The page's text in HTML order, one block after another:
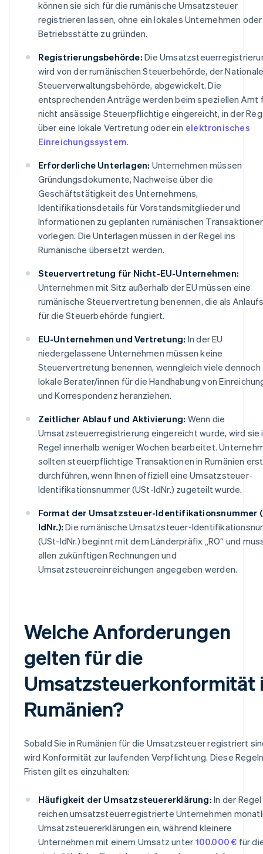
können sie sich für die rumänische Umsatzsteuer
registrieren lassen, ohne ein lokales Unternehmen
Betriebsstätte zu gründen.
Registrierungsbehörde: Die
wird von der rumänischen Steuerbehörde, der
Steuerverwaltungsbehörde, abgewickelt. Die
entsprechenden Anträge werden beim speziellen Amt
nicht ansässige Steuerpflichtige eingereicht, in der
über eine lokale Vertretung oder ein elektronisches
Einreichungssystem.
Erforderliche Unterlagen: Unternehmen müssen
Gründungsdokumente, Nachweise über die
Geschäftstätigkeit des Unternehmens,
Identifikationsdetails für Vorstandsmitglieder und
Informationen zu geplanten rumänischen
vorlegen. Die Unterlagen müssen in der Regel ins
Rumänische übersetzt werden.
Steuervertretung für Nicht-EU-Unternehmen:
Unternehmen mit Sitz außerhalb der EU müssen eine
rumänische Steuervertretung benennen, die als
für die Steuerbehörde fungiert.
EU-Unternehmen und Vertretung: In der EU
niedergelassene Unternehmen müssen keine
Steuervertretung benennen, wenngleich viele dennoch
lokale Berater/innen für die Handhabung von
und Korrespondenz heranziehen.
Zeitlicher Ablauf und Aktivierung: Wenn die
Umsatzsteuerregistrierung eingereicht wurde, wird sie
Regel innerhalb weniger Wochen bearbeitet.
sollten steuerpflichtige Transaktionen in Rumänien erst
durchführen, wenn Ihnen offiziell eine Umsatzsteuer-
Identifikationsnummer (USt-IdNr.) zugeteilt wurde.
Format der Umsatzsteuer-Identifikationsnummer
IdNr.): Die rumänische Umsatzsteuer-
(USt-IdNr.) beginnt mit dem Länderpräfix „RO“ und
allen zukünftigen Rechnungen und
Umsatzsteuereinreichungen angegeben werden.
Welche Anforderungen
gelten für die
Umsatzsteuerkonformität
Rumänien?
Sobald Sie in Rumänien für die Umsatzsteuer registriert
wird Konformität zur laufenden Verpflichtung. Diese
Fristen gilt es einzuhalten:
Häufigkeit der Umsatzsteuererklärung: In der Regel
reichen umsatzsteuerregistrierte Unternehmen
Umsatzsteuererklärungen ein, während kleinere
Unternehmen mit einem Umsatz unter 100.000 € für